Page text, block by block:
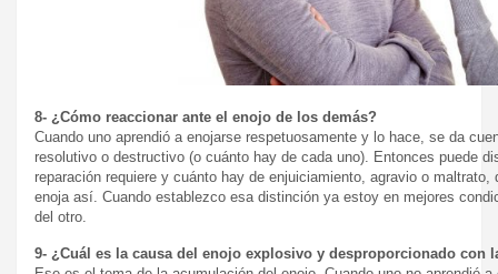
8- ¿Cómo reaccionar ante el enojo de los demás?
Cuando uno aprendió a enojarse respetuosamente y lo hace, se da
resolutivo o destructivo (o cuánto hay de cada uno). Entonces puede
reparación requiere y cuánto hay de enjuiciamiento, agravio o
enoja así. Cuando establezco esa distinción ya estoy en mejores
del otro.
9- ¿Cuál es la causa del enojo explosivo y desproporcionado con